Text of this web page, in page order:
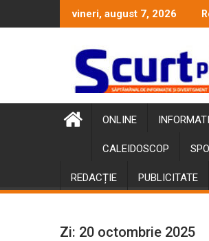
to
vineri, august 7, 2026
ONLINE
CALEIDOSCOP
REDACȚIE PUBLICITATE
Zi: 20 octombrie 2025